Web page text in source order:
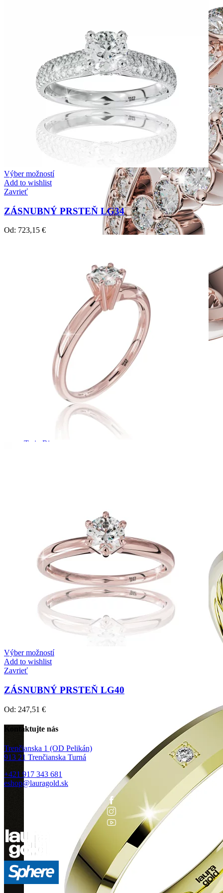
Twin Rings
Výber možností
Add to wishlist
Zavrieť
ZÁSNUBNÝ PRSTEŇ LG34
Od: 723,15 €
Výber možností
Add to wishlist
Zavrieť
ZÁSNUBNÝ PRSTEŇ LG40
Od: 247,51 €
Kontaktujte nás
Trenčianska 1 (OD Pelikán)
913 21 Trenčianska Turná
+421 917 343 681
eshop@lauragold.sk